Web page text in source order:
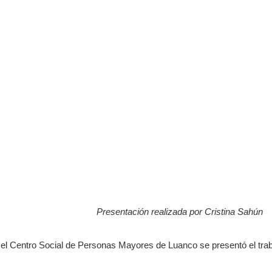
Presentación realizada por Cristina Sahún
Centro Social de Personas Mayores de Luanco se presentó el